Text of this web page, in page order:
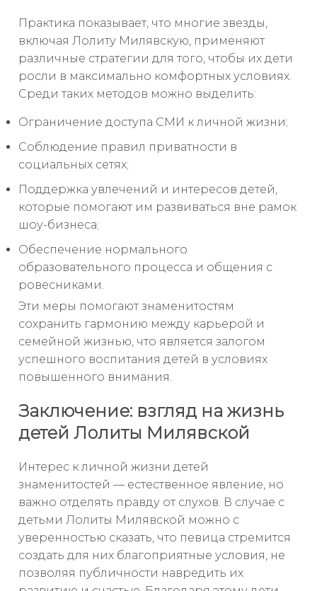
Практика показывает, что многие звезды,
включая Лолиту Милявскую, применяют
различные стратегии для того, чтобы их дети
росли в максимально комфортных условиях.
Среди таких методов можно выделить:
Ограничение доступа СМИ к личной жизни;
Соблюдение правил приватности в
социальных сетях;
Поддержка увлечений и интересов детей,
которые помогают им развиваться вне рамок
шоу-бизнеса;
Обеспечение нормального
образовательного процесса и общения с
ровесниками.
Эти меры помогают знаменитостям
сохранить гармонию между карьерой и
семейной жизнью, что является залогом
успешного воспитания детей в условиях
повышенного внимания.
Заключение: взгляд на жизнь
детей Лолиты Милявской
Интерес к личной жизни детей
знаменитостей — естественное явление, но
важно отделять правду от слухов. В случае с
детьми Лолиты Милявской можно с
уверенностью сказать, что певица стремится
создать для них благоприятные условия, не
позволяя публичности навредить их